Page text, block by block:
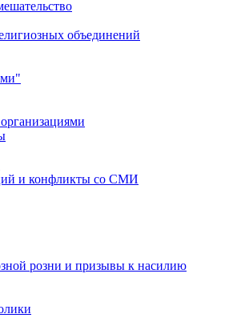
объединений
и конфликты со СМИ
розни и призывы к насилию